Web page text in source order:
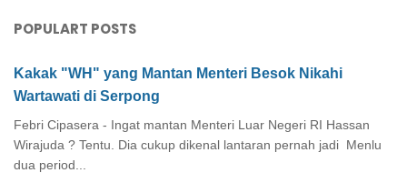
POPULART POSTS
Kakak "WH" yang Mantan Menteri Besok Nikahi
Wartawati di Serpong
Febri Cipasera - Ingat mantan Menteri Luar Negeri RI Hassan
Wirajuda ? Tentu. Dia cukup dikenal lantaran pernah jadi Menlu
dua period...